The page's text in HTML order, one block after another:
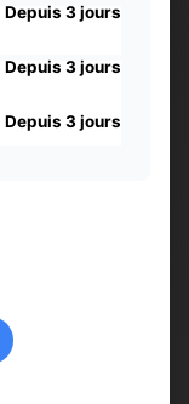
Depuis 3 jours
Depuis 3 jours
Depuis 3 jours